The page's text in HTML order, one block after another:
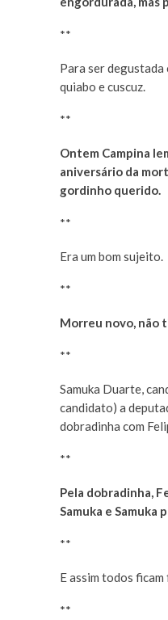
**
Para ser
quiabo e cuscuz.
**
Ontem Campina
aniversário da
gordinho querido.
**
Era um bom sujeito.
**
Morreu novo, não
**
Samuka Duarte,
candidato) a
dobradinha com
**
Pela dobradinha,
Samuka e Samuka
**
E assim todos
**